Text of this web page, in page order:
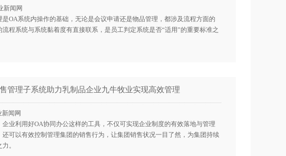
新闻网
是OA系统内操作的基础，无论是会议申请还是物品管理，都涉及流程方面的
流程系统与系统黏着度有直接联系，是员工判定系统是否“适用”的重要标准之
管理子系统助力乳制品企业九牛牧业实现高效管理
闻网
企业利用好OA协同办公这样的工具，不仅可实现企业制度的有效落地与管理
还可以有效控制管理集团的销售行为，让集团销售状况一目了然，为集团持续
。